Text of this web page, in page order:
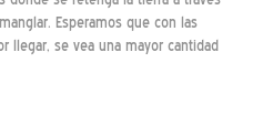
Esperamos que con las
llegar, se vea una mayor cantidad